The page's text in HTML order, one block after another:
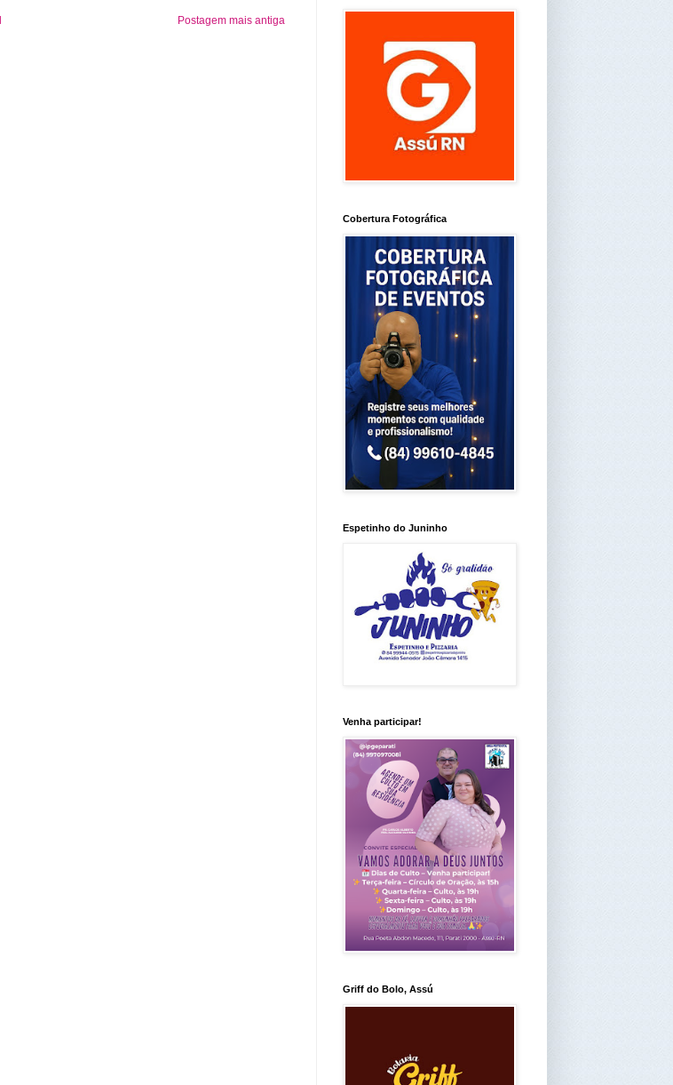
Postagem mais antiga
Cobertura Fotográfica
Espetinho do Juninho
Venha participar!
Griff do Bolo, Assú